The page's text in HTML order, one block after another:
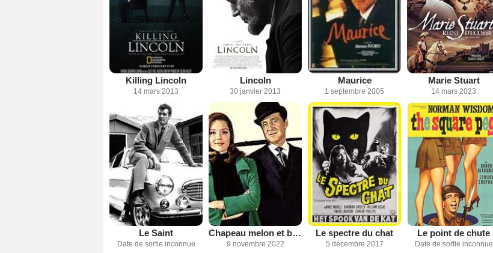
Killing Lincoln
14 mars 2013
Lincoln
30 janvier 2013
Maurice
1 septembre 2005
Marie Stuart
14 mars 2023
Le Saint
Date de sortie inconnue
Chapeau melon et bottes de cuir - 1961
9 novembre 2022
Le spectre du chat
5 décembre 2017
Le point de chute
Date de sortie inconnue